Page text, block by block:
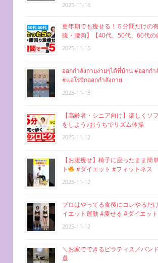
2025-11-16
更年期でも痩せる！５分間だけの
腹・腰肉】【40代、50代、60代の
2025-11-15
ออกกำลังกายง่ายๆได้ที่บ้าน #ออกก
#แอโรบิกออกกำลังกาย
2025-11-13
【高齢者・シニア向け】楽しくソ
をしよう♪おうちでリズム体操
2025-11-12
【お腹痩せ】椅子に座ったまま簡
ト
#ダイエット #フィットネス
2025-11-12
プロはやってる食後にコレやるだ
イエット運動 #痩せる #ダイエッ
2025-11-12
＼お家でできるピラティス／バン
選